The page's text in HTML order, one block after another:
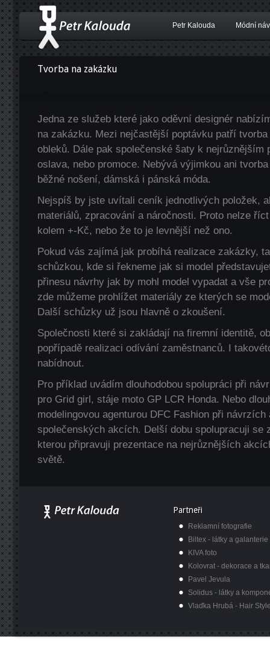
Petr Kalouda Módní
Tvorba na zakázku
Jedna ze služeb které jako oděvní designér
na zakázku. Mezi nejčastější poptávku patří
obleků. Dále pak společenské šaty k nejrůznějším
oslava, nebo promoce. Nebývá výjimkou ani
běžné nošení, dámská i pánská móda.
Nejspíš by jste uvítali ceník jednotlivých položek,
materiálů, zpracování a náročnosti. Proto nelze
kolem +-Kč, nebo že to je levnější než ono.
Pokud vás zajímá jak probíhá realizace zakázky,
schůzkou, kde si řekneme jak si model
přinesu návrhy jak by mohl model vypadat a vše
zde můžeme prohlížet materiály ze kterých se
Další schůzky už jsou hlavně o zkoušení.
Společnosti které si zakládají na firemní identitě,
popřípadě realizaci odívání zaměstnanců. I
nabídnout.
Pro příklad uvádím dlouhodobou spolupráci při
pro Grid girl, stáje moto GP LCR Honda. Nebo
modelingovou agenturou DFC Fashion při
společenských akcích. Delší dobu spolupracuji se
kterou připravuji prezentace na nejrůznějších
světě.
Partneři
Reklamní fotografie
Biltex - látky a galanterie
KIVA foto
Kolovrat - dekorace a
Pavel Jevula
Solidus - látky a
Vlaďka Hrubá - Hair